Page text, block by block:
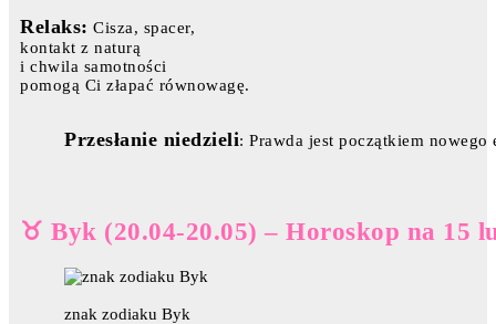
Relaks: Cisza, spacer,
kontakt z naturą
i chwila samotności
pomogą Ci złapać równowagę.
Przesłanie niedzieli: Prawda jest początkiem nowego
♉ Byk (20.04-20.05) – Horoskop na 15
znak zodiaku Byk